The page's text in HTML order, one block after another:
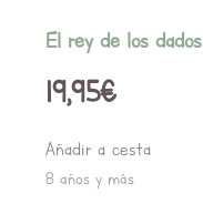
El rey de los dados
19,95€
Añadir a cesta
8 años y más